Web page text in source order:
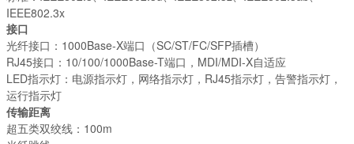
IEEE802.3x
接口
光纤接口：1000Base-X端口（SC/ST/FC/SFP插槽）
RJ45接口：10/100/1000Base-T端口，MDI/MDI-X自适应
LED指示灯：电源指示灯，网络指示灯，RJ45指示灯，告警指示灯，
运行指示灯
传输距离
超五类双绞线：100m